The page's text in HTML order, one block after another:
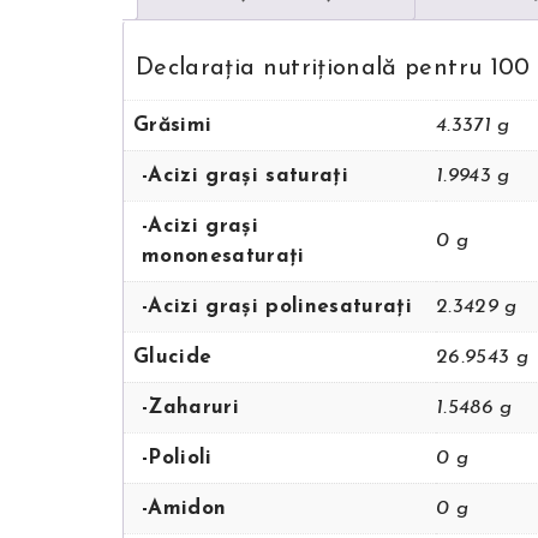
Declarația nutriţională pentru
Grăsimi 4.3371 g
-Acizi grași saturați 1.9943 g
-Acizi grași
mononesaturați
0 g
-Acizi grași polinesaturați 2.3429 g
Glucide 26.9543 g
-Zaharuri 1.5486 g
-Polioli 0 g
-Amidon 0 g